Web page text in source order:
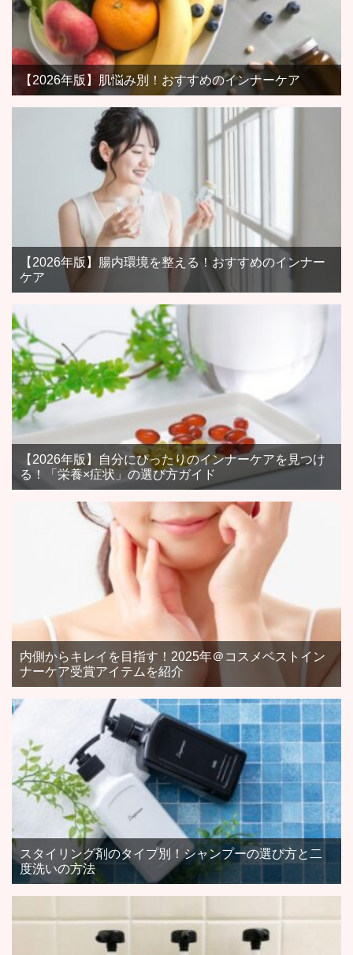
【2026年版】肌悩み別！おすすめのインナーケア
【2026年版】腸内環境を整える！おすすめのインナー
ケア
【2026年版】自分にぴったりのインナーケアを見つけ
る！「栄養×症状」の選び方ガイド
内側からキレイを目指す！2025年＠コスメベストイン
ナーケア受賞アイテムを紹介
スタイリング剤のタイプ別！シャンプーの選び方と二
度洗いの方法